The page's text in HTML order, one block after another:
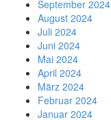
September 2024
August 2024
Juli 2024
Juni 2024
Mai 2024
April 2024
März 2024
Februar 2024
Januar 2024